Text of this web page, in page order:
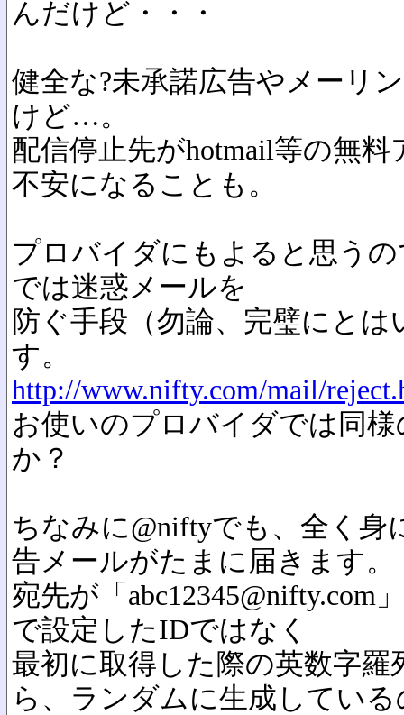
んだけど・・・
健全な?未承諾広告やメーリ
けど…。
配信停止先がhotmail等の無
不安になることも。
プロバイダにもよると思う
では迷惑メールを
防ぐ手段（勿論、完璧にと
す。
http://www.nifty.com/mail/
お使いのプロバイダでは同
か？
ちなみに@niftyでも、全く
告メールがたまに届きます。
宛先が「abc12345@nifty.com
で設定したIDではなく
最初に取得した際の英数字
ら、ランダムに生成してい